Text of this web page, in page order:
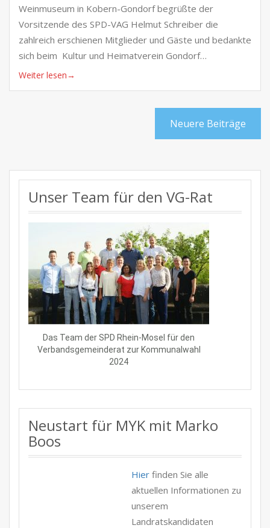
Weinmuseum in Kobern-Gondorf begrüßte der
Vorsitzende des SPD-VAG Helmut Schreiber die
zahlreich erschienen Mitglieder und Gäste und bedankte
sich beim Kultur und Heimatverein Gondorf…
Weiter lesen→
Neuere Beiträge
Unser Team für den VG-Rat
Das Team der SPD Rhein-Mosel für den
Verbandsgemeinderat zur Kommunalwahl
2024
Neustart für MYK mit Marko
Boos
Hier finden Sie alle
aktuellen Informationen zu
unserem
Landratskandidaten